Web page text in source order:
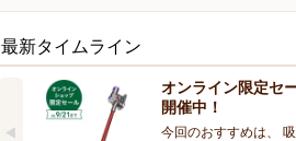
最新タイムライン
オンライン限定セ
開催中！
今回のおすすめは、